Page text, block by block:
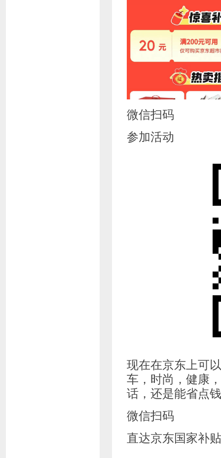
微信扫码
参加活动
现在在京东上可
车，时尚，健康
话，还是能省点
微信扫码
直达京东国家补